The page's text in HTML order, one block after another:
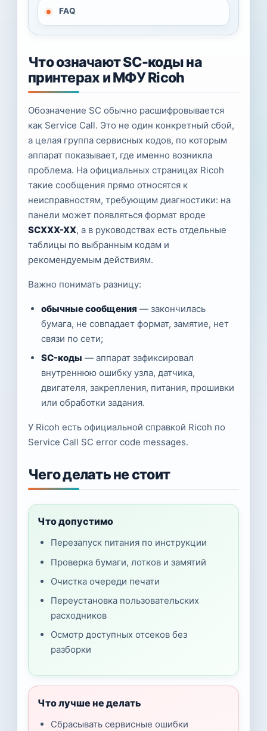
FAQ
Что означают SC-коды на
принтерах и МФУ Ricoh
Обозначение SC обычно расшифровывается
как Service Call. Это не один конкретный сбой,
а целая группа сервисных кодов, по которым
аппарат показывает, где именно возникла
проблема. На официальных страницах Ricoh
такие сообщения прямо относятся к
неисправностям, требующим диагностики: на
панели может появляться формат вроде
SCXXX-XX, а в руководствах есть отдельные
таблицы по выбранным кодам и
рекомендуемым действиям.
Важно понимать разницу:
обычные сообщения — закончилась
бумага, не совпадает формат, замятие, нет
связи по сети;
SC-коды — аппарат зафиксировал
внутреннюю ошибку узла, датчика,
двигателя, закрепления, питания, прошивки
или обработки задания.
У Ricoh есть официальной справкой Ricoh по
Service Call SC error code messages.
Чего делать не стоит
Что допустимо
Перезапуск питания по инструкции
Проверка бумаги, лотков и замятий
Очистка очереди печати
Переустановка пользовательских
расходников
Осмотр доступных отсеков без
разборки
Что лучше не делать
Сбрасывать сервисные ошибки